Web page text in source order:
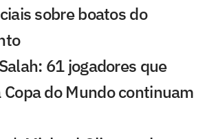
sobre boatos do
61 jogadores que
do Mundo continuam